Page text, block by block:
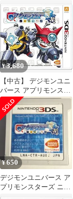
¥3,680
【中古】 デジモンユニ
バース アプリモンスタ
ーズ- 3DS
¥650
デジモンユニバース ア
プリモンスターズ ニン
テンドー3DS